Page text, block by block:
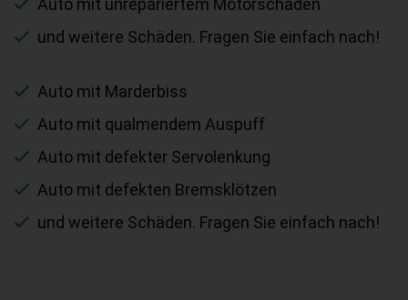
Auto mit unrepariertem Motorschaden
und weitere Schäden. Fragen Sie einfach nach!
Auto mit Marderbiss
Auto mit qualmendem Auspuff
Auto mit defekter Servolenkung
Auto mit defekten Bremsklötzen
und weitere Schäden. Fragen Sie einfach nach!